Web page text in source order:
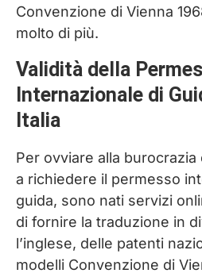
Convenzione di Vienna
molto di più.
Validità della
Internazionale di
Italia
Per ovviare alla
a richiedere il permesso
guida, sono nati servizi
di fornire la traduzione in
l’inglese, delle patenti
modelli Convenzione di